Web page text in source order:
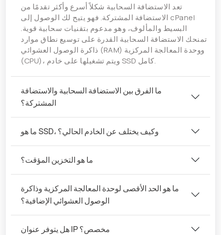
تعد الاستضافة السحابية شكلاً أسرع وأكثر تقدمًا من
الاستضافة المشتركة. فهو يتيح لك الوصول إلى cPanel
البسيط والمألوف، وهو مدعوم بتقنيات سحابية قوية.
تمنحك الاستضافة السحابية القدرة على توسيع نطاق موارد
ذاكرة الوصول العشوائي (RAM) ووحدة المعالجة المركزية
(CPU)، ويتم تشغيلها على خادم SSD كامل.
ما الفرق بين الاستضافة السحابية والاستضافة
المشتركة؟
ما هو SSD، وكيف يختلف عن الخادم الحالي؟
ما هو التخزين المؤقت؟
ما هو الحد الأقصى لوحدة المعالجة المركزية وذاكرة
الوصول العشوائي الإضافية؟
هل يتوفر عنوان IP مخصص؟